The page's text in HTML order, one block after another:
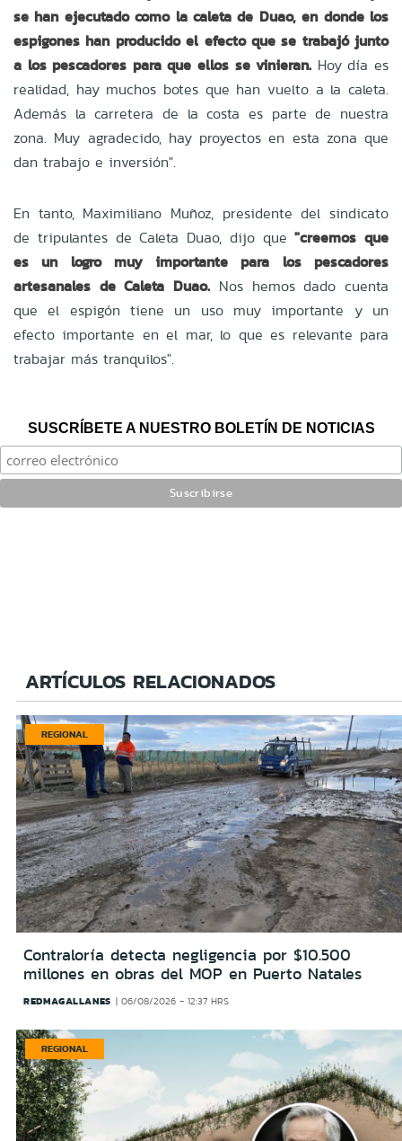
se han ejecutado como la caleta de Duao, en donde los
espigones han producido el efecto que se trabajó junto
a los pescadores para que ellos se vinieran. Hoy día es
realidad, hay muchos botes que han vuelto a la caleta.
Además la carretera de la costa es parte de nuestra
zona. Muy agradecido, hay proyectos en esta zona que
dan trabajo e inversión".
En tanto, Maximiliano Muñoz, presidente del sindicato
de tripulantes de Caleta Duao, dijo que"creemos que
es un logro muy importante para los pescadores
artesanales de Caleta Duao. Nos hemos dado cuenta
que el espigón tiene un uso muy importante y un
efecto importante en el mar, lo que es relevante para
trabajar más tranquilos".
SUSCRÍBETE A NUESTRO BOLETÍN DE NOTICIAS
ARTÍCULOS RELACIONADOS
REGIONAL
Contraloría detecta negligencia por $10.500
millones en obras del MOP en Puerto Natales
REDMAGALLANES 06/08/2026 - 12:37 HRS
REGIONAL